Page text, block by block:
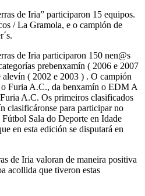
de Iria” participaron 15 equipos.
/ La Gramola, e o campión de
de Iria participaron 150 nen@s
prebenxamín ( 2006 e 2007
( 2002 e 2003 ) . O campión
Furia A.C., da benxamín o EDM A
A.C. Os primeiros clasificados
clasificáronse para participar no
Sala do Deporte en Idade
en esta edición se disputará en
de Iria valoran de maneira positiva
acollida que tiveron estas